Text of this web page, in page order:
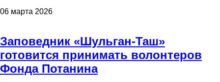
06 марта 2026
Заповедник «Шульган-Таш»
готовится принимать волонтеров
Фонда Потанина